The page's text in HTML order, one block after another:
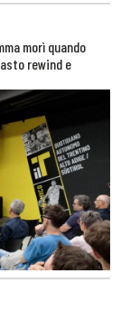
morì quando
rewind e